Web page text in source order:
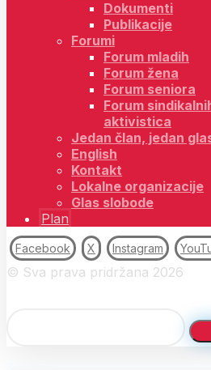
Dokumenti
Publikacije
Forumi
Forum mladih
Forum žena
Forum seniora
Forum
aktivistica
Jedan član, jedan
English
Kontakt
Lokalne organizacije
Glas slobode
Plan
Facebook X Instagram
© Sva prava pridržana 2026